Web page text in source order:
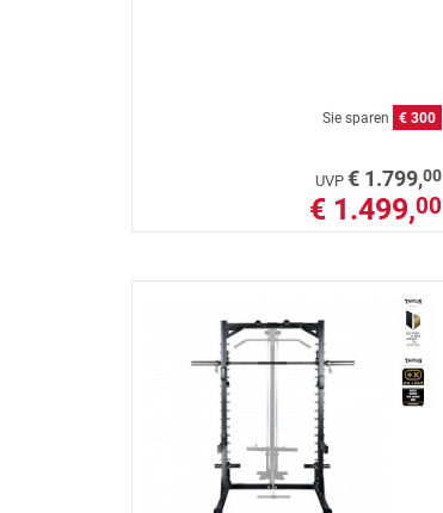
Sie sparen € 300
UVP € 1.799,00
€ 1.499,00